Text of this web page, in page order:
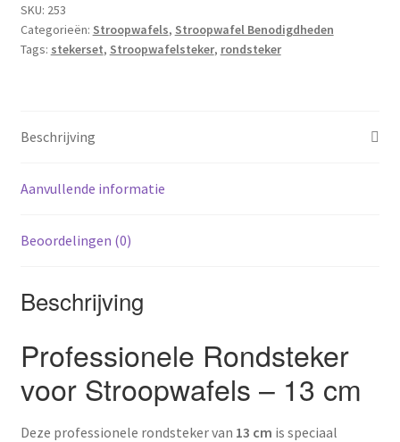
SKU: 253
Categorieën: Stroopwafels, Stroopwafel Benodigdheden
Tags: stekerset, Stroopwafelsteker, rondsteker
Beschrijving
Aanvullende informatie
Beoordelingen (0)
Beschrijving
Professionele Rondsteker
voor Stroopwafels – 13 cm
Deze professionele rondsteker van 13 cm is speciaal